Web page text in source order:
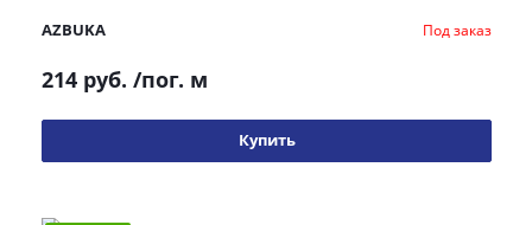
AZBUKA Под заказ
214 руб. /пог. м
Купить